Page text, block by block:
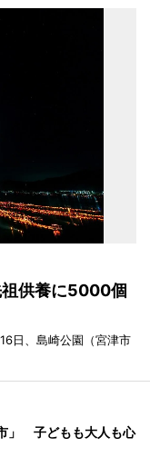
供養に5000個
日、島崎公園（宮津市
」 子どもも大人も心